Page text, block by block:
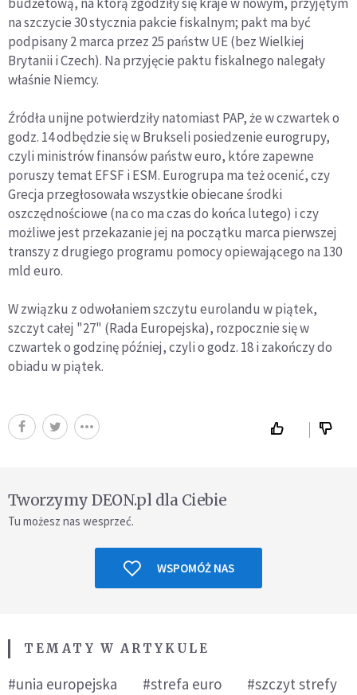
na szczycie 30 stycznia pakcie fiskalnym; pakt ma być
podpisany 2 marca przez 25 państw UE (bez Wielkiej
Brytanii i Czech). Na przyjęcie paktu fiskalnego nalegały
właśnie Niemcy.
Źródła unijne potwierdziły natomiast PAP, że w czwartek o
godz. 14 odbędzie się w Brukseli posiedzenie eurogrupy,
czyli ministrów finansów państw euro, które zapewne
poruszy temat EFSF i ESM. Eurogrupa ma też ocenić, czy
Grecja przegłosowała wszystkie obiecane środki
oszczędnościowe (na co ma czas do końca lutego) i czy
możliwe jest przekazanie jej na początku marca pierwszej
transzy z drugiego programu pomocy opiewającego na 130
mld euro.
W związku z odwołaniem szczytu eurolandu w piątek,
szczyt całej "27" (Rada Europejska), rozpocznie się w
czwartek o godzinę później, czyli o godz. 18 i zakończy do
obiadu w piątek.
Tworzymy DEON.pl dla Ciebie
Tu możesz nas wesprzeć.
WSPOMÓŻ NAS
TEMATY W ARTYKULE
#unia europejska #strefa euro
#szczyt strefy